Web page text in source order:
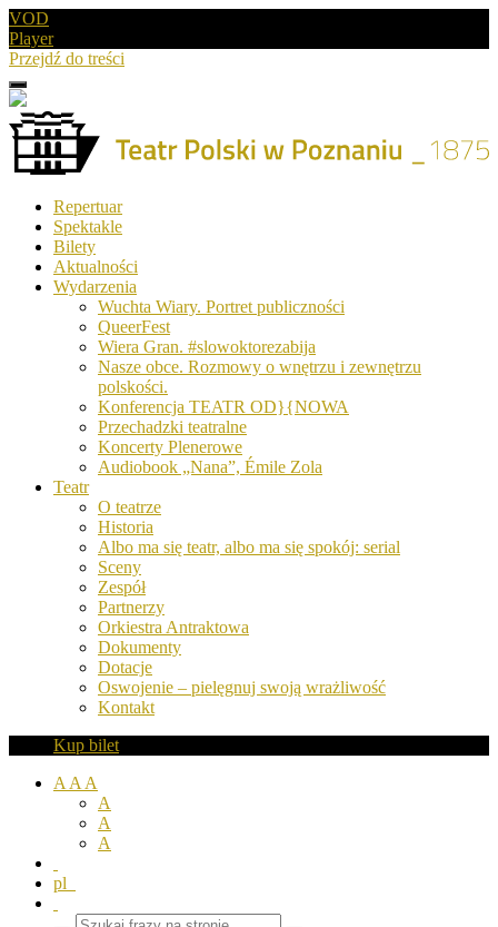
VOD
Player
Przejdź do treści
Menu
Drugie
logo
Teatr
Polski
Poznaniu
Repertuar
Spektakle
Bilety
Aktualności
Wydarzenia
Wuchta Wiary. Portret publiczności
QueerFest
Wiera Gran. #slowoktorezabija
Nasze obce. Rozmowy o wnętrzu i zewnętrzu
polskości.
Konferencja TEATR OD}{NOWA
Przechadzki teatralne
Koncerty Plenerowe
Audiobook „Nana”, Émile Zola
Teatr
O teatrze
Historia
Albo ma się teatr, albo ma się spokój: serial
Sceny
Zespół
Partnerzy
Orkiestra Antraktowa
Dokumenty
Dotacje
Oswojenie – pielęgnuj swoją wrażliwość
Kontakt
Kup bilet
A A A
A
A
A
pl